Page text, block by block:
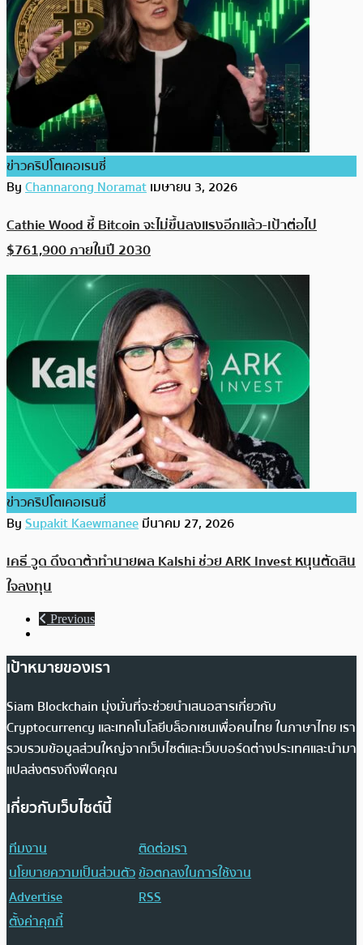
ข่าวคริปโตเคอเรนซี่
ByChannarong Noramatเมษายน 3, 2026
Cathie Wood ชี้ Bitcoin จะไม่ขึ้นลงแรงอีกแล้ว-เป้าต่อไป
$761,900 ภายในปี 2030
ข่าวคริปโตเคอเรนซี่
BySupakit Kaewmaneeมีนาคม 27, 2026
เคธี วูด ดึงดาต้าทำนายผล Kalshi ช่วย ARK Invest หนุนตัดสิน
ใจลงทุน
Previous
เป้าหมายของเรา
Siam Blockchain มุ่งมั่นที่จะช่วยนำเสนอสารเกี่ยวกับ
Cryptocurrency และเทคโนโลยีบล็อกเชนเพื่อคนไทย ในภาษาไทย เรา
รวบรวมข้อมูลส่วนใหญ่จากเว็บไซต์และเว็บบอร์ดต่างประเทศและนำมา
แปลส่งตรงถึงฟีดคุณ
เกี่ยวกับเว็บไซต์นี้
ทีมงาน
ติดต่อเรา
นโยบายความเป็นส่วนตัวข้อตกลงในการใช้งาน
Advertise
RSS
ตั้งค่าคุกกี้